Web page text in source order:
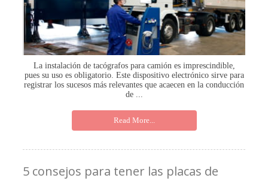
La instalación de tacógrafos para camión es imprescindible,
pues su uso es obligatorio. Este dispositivo electrónico sirve para
registrar los sucesos más relevantes que acaecen en la conducción
de ...
Read More...
5 consejos para tener las placas de